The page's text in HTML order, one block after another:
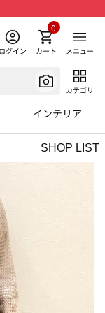
ログイン カート
0
メニュー
カテゴリ
インテリア
SHOP LIST